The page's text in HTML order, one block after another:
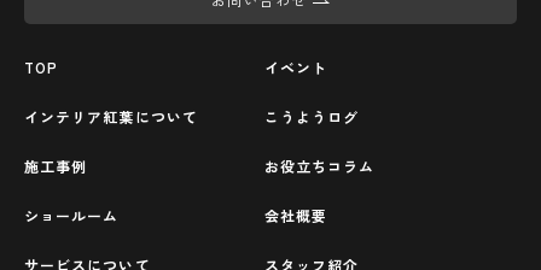
TOP
インテリア紅葉について
施工事例
ショールーム
サービスについて
イベント
こうようログ
お役立ちコラム
会社概要
スタッフ紹介